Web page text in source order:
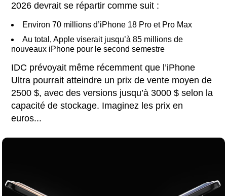
2026 devrait se répartir comme suit :
Environ 70 millions d’iPhone 18 Pro et Pro Max
Au total, Apple viserait jusqu’à 85 millions de
nouveaux iPhone pour le second semestre
IDC prévoyait même récemment que l’iPhone
Ultra pourrait atteindre un prix de vente moyen de
2500 $, avec des versions jusqu’à 3000 $ selon la
capacité de stockage. Imaginez les prix en
euros...